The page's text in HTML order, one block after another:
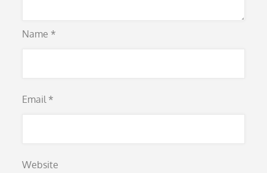
Name *
Email *
Website